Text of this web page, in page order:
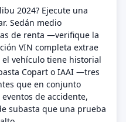
2024? Ejecute una
Sedán medio
de renta —verifique la
VIN completa extrae
el vehículo tiene historial
Copart o IAAI —tres
que en conjunto
de accidente,
subasta que una prueba